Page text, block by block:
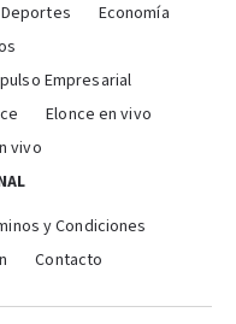
Deportes
Economía
Empresarial
Elonce en vivo
vivo
y Condiciones
Contacto